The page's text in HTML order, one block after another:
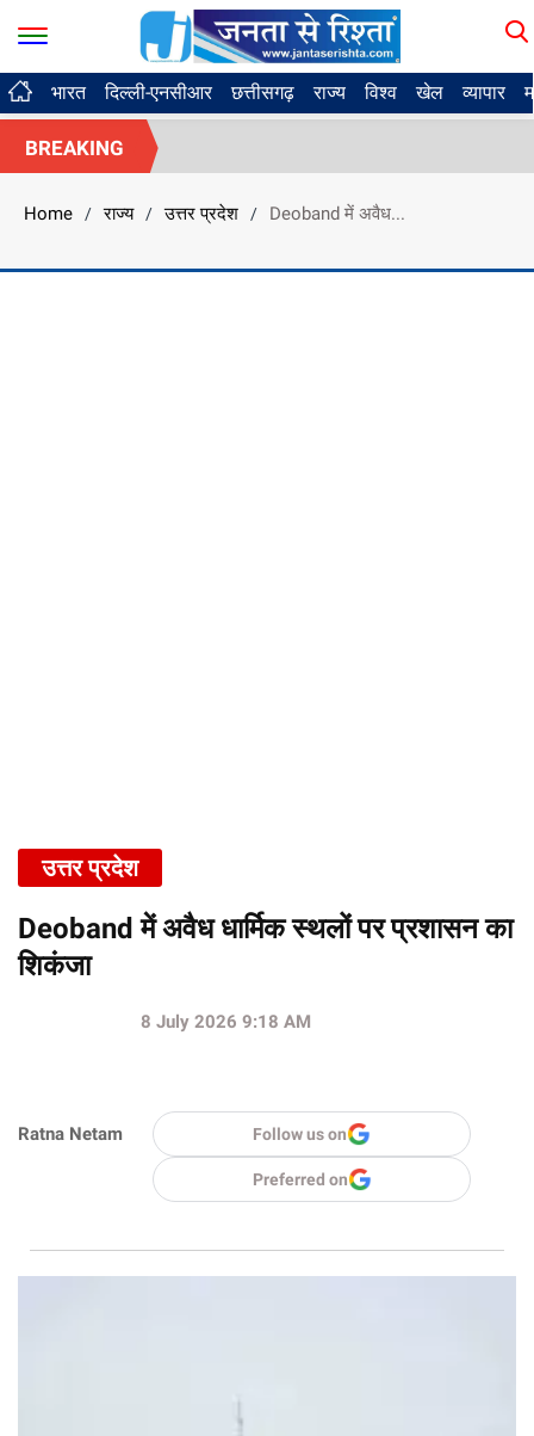
भारत दिल्ली-एनसीआर छत्तीसगढ़ राज्य विश्व खेल व्यापार
BREAKING
Home / राज्य / उत्तर प्रदेश / Deoband में अवैध...
उत्तर प्रदेश
Deoband में अवैध धार्मिक स्थलों पर प्रशासन का
शिकंजा
Ratna Netam
8 July 2026 9:18 AM
Follow us on
Preferred on